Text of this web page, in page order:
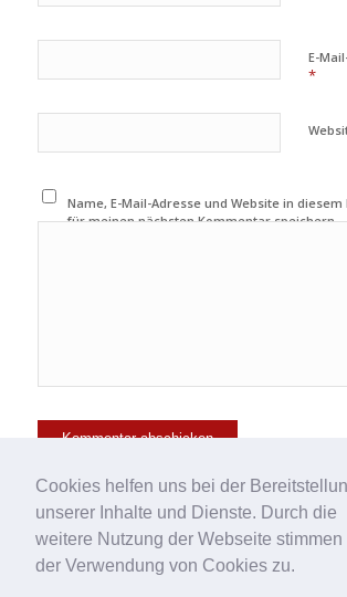
Cookies helfen uns bei der
unserer Inhalte und Dienste. Durch die
weitere Nutzung der Webseite stimmen
der Verwendung von Cookies zu.
E-
*
Name, E-Mail-Adresse und Website in
für meinen nächsten Kommentar speichern.